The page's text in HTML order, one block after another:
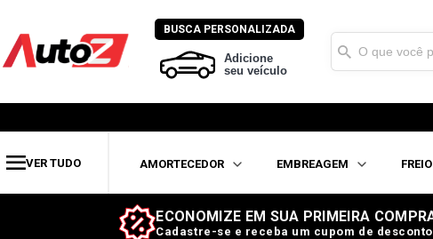
BUSCA PERSONALIZADA
Adicione
seu veículo
VER TUDO AMORTECEDOR EMBREAGEM FREIO
ECONOMIZE EM SUA PRIMEIRA
Cadastre-se e receba um cupom de